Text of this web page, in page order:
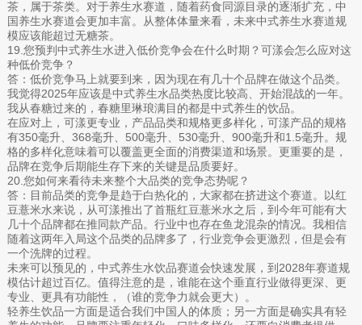
茶，属于茶类。对于养生水赛道，随着药食同源目录的逐渐扩充，中
国养生水赛道会更加丰富。从整体体量来看，未来中式养生水赛道规
模应该能超过无糖茶。
19.您预判中式养生水进入低价竞争会在什么时期？可漾会怎么应对这
种低价竞争？
答：低价竞争马上就要到来，因为现在有几十个品牌在做这个品类。
我觉得2025年应该是中式养生水品类热度比较高、开始混战的一年。
我从春糖过来的，春糖里琳琅满目的都是中式养生的饮品。
在应对上，可漾更专业，产品品类和规格更多样化，可漾产品的规格
有350毫升、368毫升、500毫升、530毫升、900毫升和1.5毫升。规
格的多样化意味着可以覆盖更全面的消费渠道和场景。更重要的是，
品牌在竞争后期能生存下来的关键是品质要好。
20.您如何来看待未来整个大品类的竞争态势呢？
答：目前品类的竞争是趋于白热化的，大家都在挤进这个赛道。以红
豆薏米水来说，从可漾推出了首瓶红豆薏米水之后，到今年可能有大
几十个品牌都在推同款产品。行业中也存在鱼龙混杂的情况。我相信
随着这两年入局这个品类的品牌多了，行业竞争会更激烈，但是会有
一个洗牌的过程。
未来可以预见的，中式养生水饮品赛道会快速发展，到2028年赛道规
模估计超过百亿。值得注意的是，谁能在这个垂直行业做得更深、更
专业、更具有功能性，（谁的竞争力就会更大）。
轻养生饮品一方面是适合我们中国人的体质；另一方面是确实具有轻